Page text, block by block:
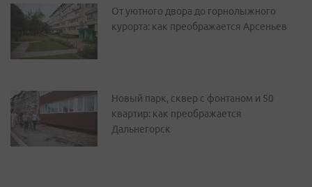
От уютного двора до горнолыжного
курорта: как преображается Арсеньев
Новый парк, сквер с фонтаном и 50
квартир: как преображается
Дальнегорск